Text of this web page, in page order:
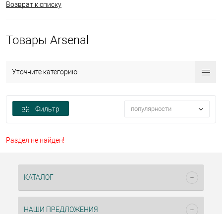
Возврат к списку
Товары Arsenal
Уточните категорию:
Фильтр популярности
Раздел не найден!
КАТАЛОГ
НАШИ ПРЕДЛОЖЕНИЯ